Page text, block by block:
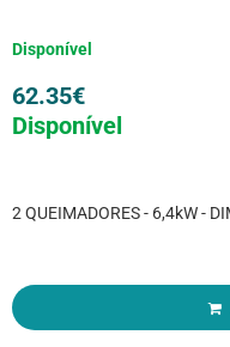
Disponível
62.35€
Disponível
2 QUEIMADORES - 6,4kW -